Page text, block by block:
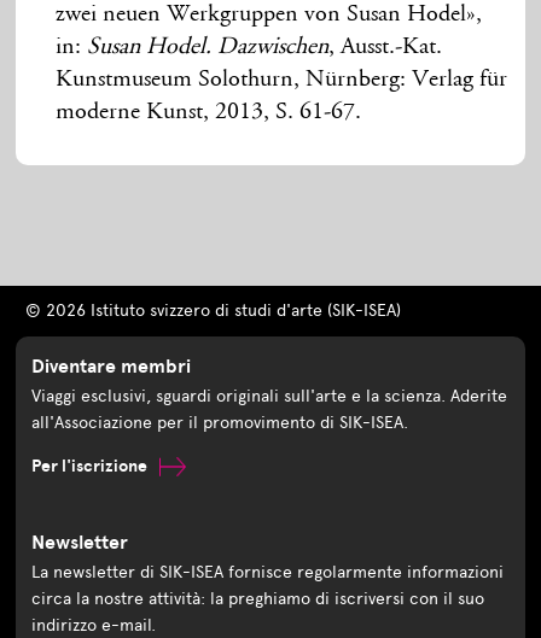
zwei neuen Werkgruppen von Susan Hodel»,
in: Susan Hodel. Dazwischen, Ausst.-Kat.
Kunstmuseum Solothurn, Nürnberg: Verlag für
moderne Kunst, 2013, S. 61-67.
© 2026 Istituto svizzero di studi d'arte (SIK-ISEA)
Diventare membri
Viaggi esclusivi, sguardi originali sull'arte e la scienza. Aderite
all'Associazione per il promovimento di SIK-ISEA.
Per l'iscrizione
Newsletter
La newsletter di SIK-ISEA fornisce regolarmente informazioni
circa la nostre attività: la preghiamo di iscriversi con il suo
indirizzo e-mail.